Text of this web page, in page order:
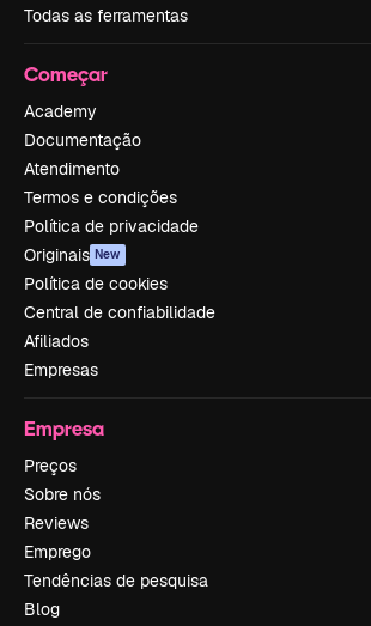
Todas as ferramentas
Começar
Academy
Documentação
Atendimento
Termos e condições
Política de privacidade
Originais New
Política de cookies
Central de confiabilidade
Afiliados
Empresas
Empresa
Preços
Sobre nós
Reviews
Emprego
Tendências de pesquisa
Blog